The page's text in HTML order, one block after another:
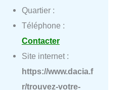
Quartier :
Téléphone :
Contacter
Site internet :
https://www.dacia.f
r/trouvez-votre-